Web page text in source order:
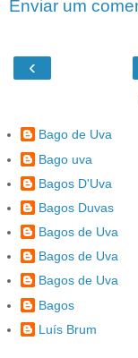
Enviar um
‹
Bago de Uva
Bago uva
Bagos D'Uva
Bagos Duvas
Bagos de Uva
Bagos de Uva
Bagos de Uva
Bagos
Luís Brum